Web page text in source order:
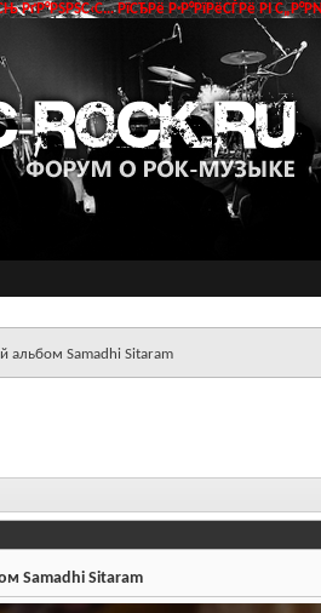
РґР°РЅРЅС‹С… РїСЂРё Р·Р°РїРёСЃРё
альбом Samadhi Sitaram
Samadhi Sitaram